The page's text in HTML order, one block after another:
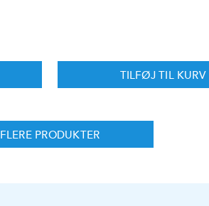
TILFØJ TIL KURV
FLERE PRODUKTER